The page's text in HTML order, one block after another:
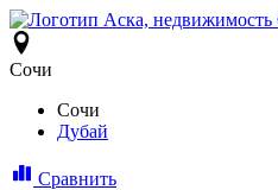
Сочи
Сочи
Дубай
Сравнить